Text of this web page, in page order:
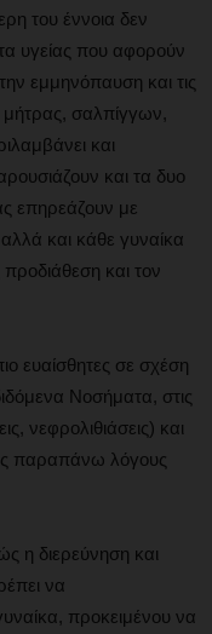
του έννοια δεν
υγείας που αφορούν
εμμηνόπαυση και τις
σαλπίγγων,
και
και τα δυο
επηρεάζουν με
και κάθε γυναίκα
και τον
ευαίσθητες σε σχέση
Νοσήματα, στις
νεφρολιθιάσεις) και
παραπάνω λόγους
η διερεύνηση και
να
προκειμένου να